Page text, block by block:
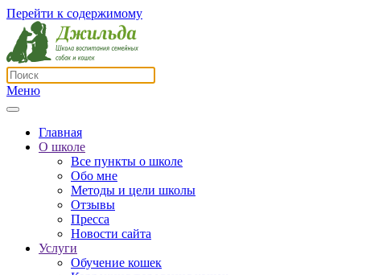
Перейти к содержимому
Меню
Главная
О школе
Все пункты о школе
Обо мне
Методы и цели школы
Отзывы
Пресса
Новости сайта
Услуги
Обучение кошек